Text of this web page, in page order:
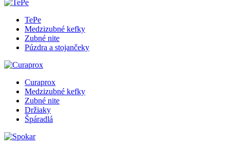
TePe
Medzizubné kefky
Zubné nite
Púzdra a stojančeky
Curaprox
Medzizubné kefky
Zubné nite
Držiaky
Špáradlá